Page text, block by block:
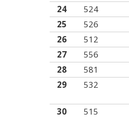
24
524
25
526
26
512
27
556
28
581
29
532
30 515